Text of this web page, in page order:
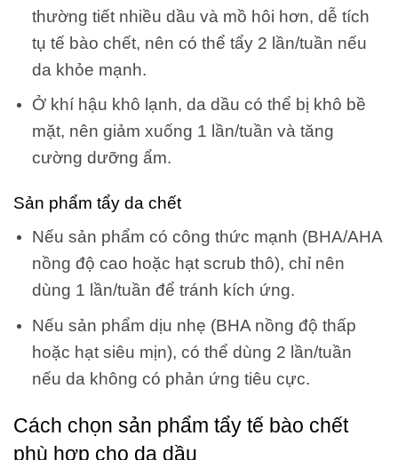
thường tiết nhiều dầu và mồ hôi hơn, dễ tích
tụ tế bào chết, nên có thể tẩy 2 lần/tuần nếu
da khỏe mạnh.
Ở khí hậu khô lạnh, da dầu có thể bị khô bề
mặt, nên giảm xuống 1 lần/tuần và tăng
cường dưỡng ẩm.
Sản phẩm tẩy da chết
Nếu sản phẩm có công thức mạnh (BHA/AHA
nồng độ cao hoặc hạt scrub thô), chỉ nên
dùng 1 lần/tuần để tránh kích ứng.
Nếu sản phẩm dịu nhẹ (BHA nồng độ thấp
hoặc hạt siêu mịn), có thể dùng 2 lần/tuần
nếu da không có phản ứng tiêu cực.
Cách chọn sản phẩm tẩy tế bào chết
phù hợp cho da dầu